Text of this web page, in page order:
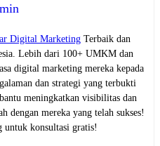
Digital Marketing Terbaik dan
Lebih dari 100+ UMKM dan
digital marketing mereka kepada
dan strategi yang terbukti
meningkatkan visibilitas dan
dengan mereka yang telah sukses!
untuk konsultasi gratis!